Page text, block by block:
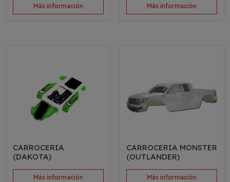
Más información Más información
CARROCERIA
(DAKOTA)
Más información
CARROCERIA MONSTER
(OUTLANDER)
Más información